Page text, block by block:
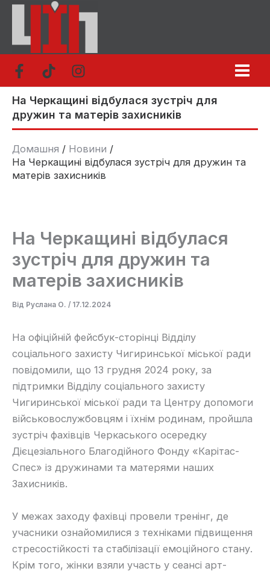
Перейти
вмісту
На Черкащині відбулася зустріч для
дружин та матерів захисників
Домашня
Новини
На Черкащині відбулася зустріч для дружин та
матерів захисників
На Черкащині відбулася
зустріч для дружин та
матерів захисників
Від Руслана О. / 17.12.2024
На офіційній фейсбук-сторінці Відділу
соціального захисту Чигиринської міської ради
повідомили, що 13 грудня 2024 року, за
підтримки Відділу соціального захисту
Чигиринської міської ради та Центру допомоги
військовослужбовцям і їхнім родинам, пройшла
зустріч фахівців Черкаського осередку
Дієцезіального Благодійного Фонду «Карітас-
Спес» із дружинами та матерями наших
Захисників.
У межах заходу фахівці провели тренінг, де
учасники ознайомилися з техніками підвищення
стресостійкості та стабілізації емоційного стану.
Крім того, жінки взяли участь у сеансі арт-